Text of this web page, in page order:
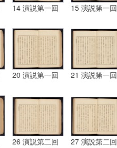
14 演説第一回 15 演説第一回
20 演説第一回 21 演説第一回
26 演説第二回 27 演説第二回